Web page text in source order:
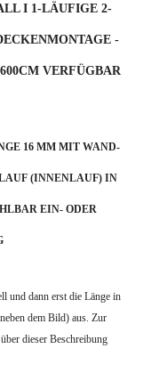
I 1-LÄUFIGE 2-
-
VERFÜGBAR
16 MM MIT WAND-
(INNENLAUF) IN
EIN- ODER
und dann erst die Länge in
dem Bild) aus. Zur
dieser Beschreibung